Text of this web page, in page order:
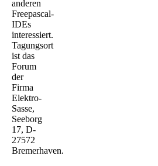
anderen
Freepascal-
IDEs
interessiert.
Tagungsort
ist das
Forum
der
Firma
Elektro-
Sasse,
Seeborg
17, D-
27572
Bremerhaven.